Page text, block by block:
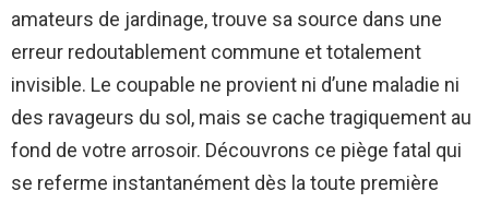
amateurs de jardinage, trouve sa source dans une
erreur redoutablement commune et totalement
invisible. Le coupable ne provient ni d’une maladie ni
des ravageurs du sol, mais se cache tragiquement au
fond de votre arrosoir. Découvrons ce piège fatal qui
se referme instantanément dès la toute première